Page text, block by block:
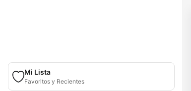
Mi Lista
Favoritos y Recientes